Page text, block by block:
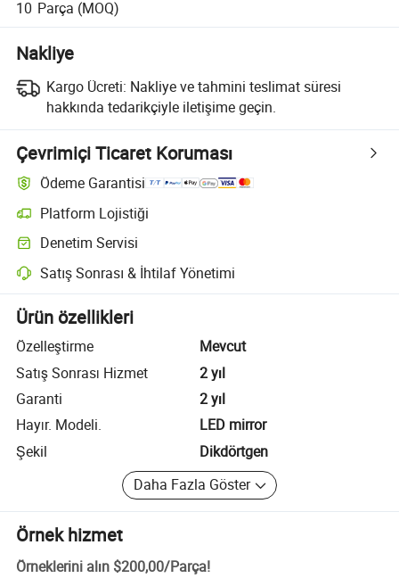
10 Parça (MOQ)
Nakliye
Kargo Ücreti: Nakliye ve tahmini teslimat süresi
hakkında tedarikçiyle iletişime geçin.
Çevrimiçi Ticaret Koruması
Ödeme Garantisi
Platform Lojistiği
Platform destekli lojistik ile daha net gönderi takibi
Denetim Servisi
Seçime bağlı ön sevkiyat denetimi kalite ve miktar kontrolleri için
Satış Sonrası & İhtilaf Yönetimi
Platform destekli uyuşmazlık çözümü, uygun olduğunda iade veya
Ürün özellikleri
Özelleştirme
Mevcut
Satış Sonrası Hizmet
2 yıl
Garanti
2 yıl
Hayır. Modeli.
LED mirror
Şekil
Dikdörtgen
Daha Fazla Göster
Örnek hizmet
Örneklerini alın $200,00/Parça!